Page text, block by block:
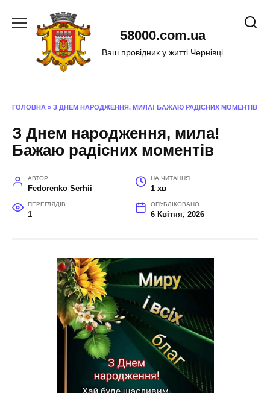
58000.com.ua
Ваш провідник у житті Чернівці
ГОЛОВНА » З ДНЕМ НАРОДЖЕННЯ, МИЛА! БАЖАЮ РАДІСНИХ МОМЕНТІВ
З Днем народження, мила!
Бажаю радісних моментів
АВТОР
Fedorenko Serhii
НА ЧИТАННЯ
1 хв
ПЕРЕГЛЯДІВ
1
ОПУБЛІКОВАНО
6 Квітня, 2026